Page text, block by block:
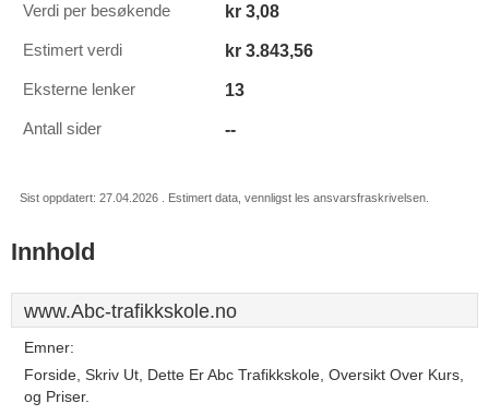
Verdi per besøkende kr 3,08
Estimert verdi kr 3.843,56
Eksterne lenker 13
Antall sider --
Sist oppdatert: 27.04.2026 . Estimert data, vennligst les ansvarsfraskrivelsen.
Innhold
www.Abc-trafikkskole.no
Emner:
Forside, Skriv Ut, Dette Er Abc Trafikkskole, Oversikt Over Kurs,
og Priser.